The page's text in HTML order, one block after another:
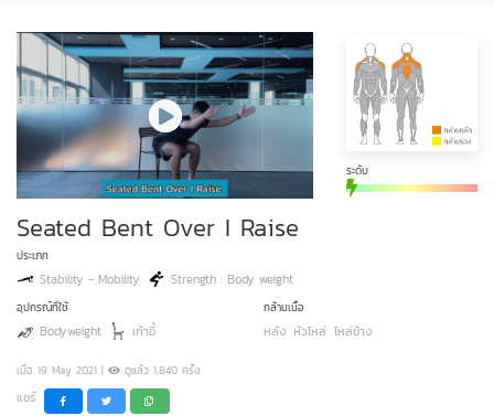
ระดับ
Seated Bent Over I Raise
ประเภท
Stability - Mobility Strength : Body weight
อุปกรณ์ที่ใช้
Bodyweight เก้าอี้
กล้ามเนื้อ
หลัง หัวไหล่ ไหล่ข้าง
เมื่อ 19 May 2021 | ดูแล้ว 1,840 ครั้ง
แชร์